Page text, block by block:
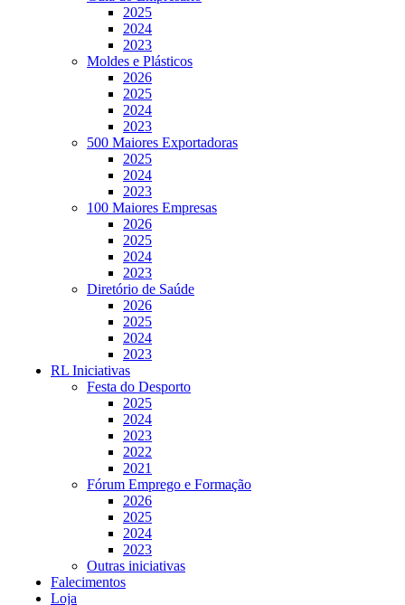
2025
2024
2023
Moldes e Plásticos
2026
2025
2024
2023
500 Maiores Exportadoras
2025
2024
2023
100 Maiores Empresas
2026
2025
2024
2023
Diretório de Saúde
2026
2025
2024
2023
RL Iniciativas
Festa do Desporto
2025
2024
2023
2022
2021
Fórum Emprego e Formação
2026
2025
2024
2023
Outras iniciativas
Falecimentos
Loja